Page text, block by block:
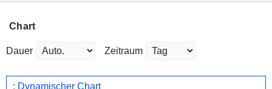
Chart
Dauer Zeitraum
: Dynamischer Chart